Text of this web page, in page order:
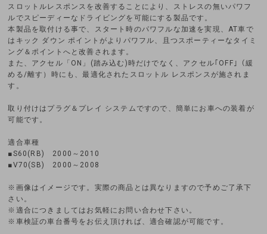
スロットルレスポンスを改善することにより、ストレスの無いパワフ
ルでスピーディーなドライビングを可能にする製品です。
本製品を取付ける事で、スタート時のパワフルな加速を実現、AT車で
はキック ダウン ポイントがよりパワフル、且つスポーティーなタイミ
ング＆ポイントへと改善されます。
また、アクセル「ON」(踏み込む)時だけでなく、アクセル｢OFF｣（緩
める/離す）時にも、最適化されたスロットル レスポンスが施されま
す。
取り付けはプラグ＆プレイ システムですので、簡単にお車への装着が
可能です。
適合車種
■S60(RB) 2000～2010
■V70(SB) 2000～2008
※画像はイメージです。実際の商品とは異なりますので予めご了承下
さい。
※適合につきましてはお気軽にお問い合わせ下さい。
※車検証の車台番号をお伝え頂ければ、適合確認が可能です。